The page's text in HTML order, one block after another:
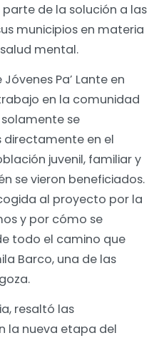
de la solución a las
municipios en materia
mental.
Pa’ Lante en
en la comunidad
solamente se
directamente en el
juvenil, familiar y
se vieron beneficiados.
al proyecto por la
y por cómo se
todo el camino que
Barco, una de las
resaltó las
la nueva etapa del